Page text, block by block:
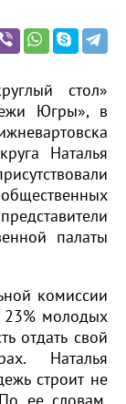
стол»
Югры», в
Наталья
палаты
комиссии
23% молодых
отдать свой
Наталья
строит не